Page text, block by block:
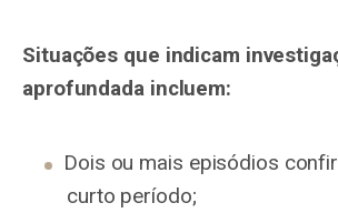
Situações que indicam
aprofundada incluem:
Dois ou mais episódios
curto período;